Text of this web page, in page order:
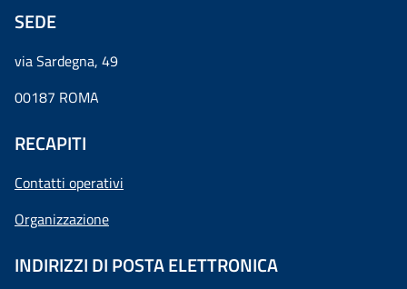
SEDE
via Sardegna, 49
00187 ROMA
RECAPITI
Contatti operativi
Organizzazione
INDIRIZZI DI POSTA ELETTRONICA